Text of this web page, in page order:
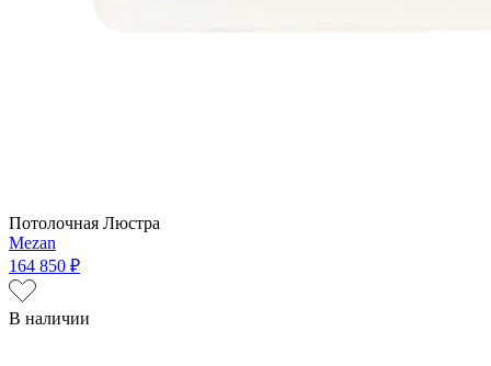
Потолочная Люстра
Mezan
164 850 ₽
В наличии